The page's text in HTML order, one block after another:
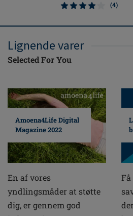
(4)
Lignende varer
Selected For You
Amoena4Life Digital
Magazine 2022
En af vores
yndlingsmåder at støtte
dig, er gennem god